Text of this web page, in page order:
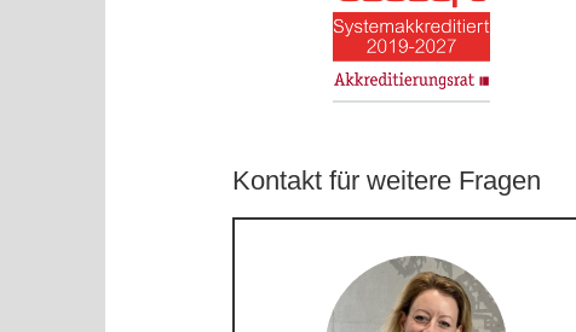
Kontakt für weitere Fragen